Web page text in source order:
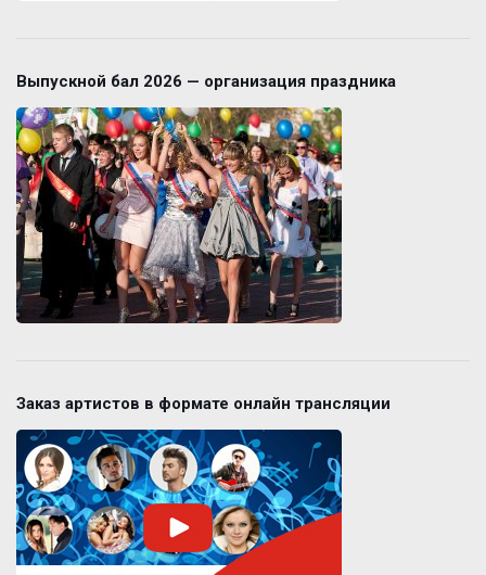
Выпускной бал 2026 — организация праздника
Заказ артистов в формате онлайн трансляции